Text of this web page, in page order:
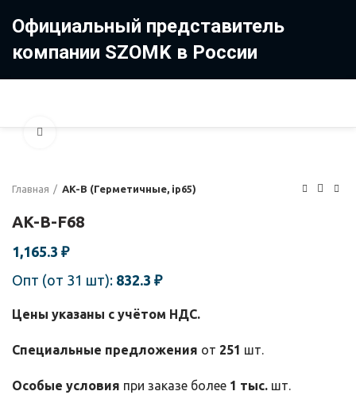
Официальный представитель
компании SZOMK в России
Главная AK-B (Герметичные, ip65)
AK-B-F68
1,165.3 ₽
Опт (от 31 шт): 832.3 ₽
Цены указаны с учётом НДС.
Специальные предложения от 251 шт.
Особые условия при заказе более 1 тыс. шт.